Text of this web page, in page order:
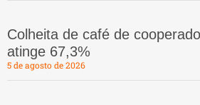
Colheita de café de
atinge 67,3%
5 de agosto de 2026